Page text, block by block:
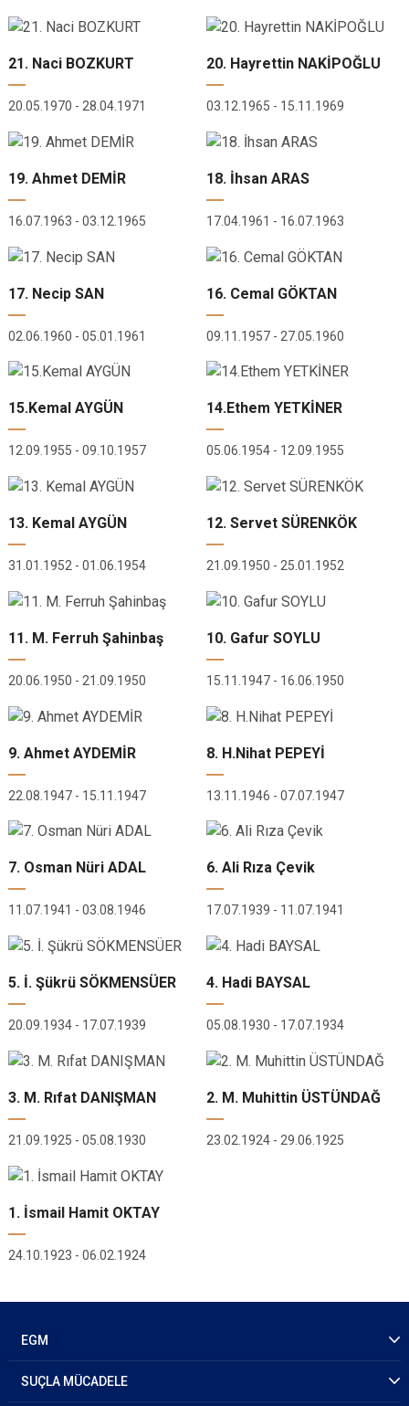
21. Naci BOZKURT
20.05.1970 - 28.04.1971
20. Hayrettin NAKİPOĞLU
03.12.1965 - 15.11.1969
19. Ahmet DEMİR
16.07.1963 - 03.12.1965
18. İhsan ARAS
17.04.1961 - 16.07.1963
17. Necip SAN
02.06.1960 - 05.01.1961
16. Cemal GÖKTAN
09.11.1957 - 27.05.1960
15.Kemal AYGÜN
12.09.1955 - 09.10.1957
14.Ethem YETKİNER
05.06.1954 - 12.09.1955
13. Kemal AYGÜN
31.01.1952 - 01.06.1954
12. Servet SÜRENKÖK
21.09.1950 - 25.01.1952
11. M. Ferruh Şahinbaş
20.06.1950 - 21.09.1950
10. Gafur SOYLU
15.11.1947 - 16.06.1950
9. Ahmet AYDEMİR
22.08.1947 - 15.11.1947
8. H.Nihat PEPEYİ
13.11.1946 - 07.07.1947
7. Osman Nüri ADAL
11.07.1941 - 03.08.1946
6. Ali Rıza Çevik
17.07.1939 - 11.07.1941
5. İ. Şükrü SÖKMENSÜER
20.09.1934 - 17.07.1939
4. Hadi BAYSAL
05.08.1930 - 17.07.1934
3. M. Rıfat DANIŞMAN
21.09.1925 - 05.08.1930
2. M. Muhittin ÜSTÜNDAĞ
23.02.1924 - 29.06.1925
1. İsmail Hamit OKTAY
24.10.1923 - 06.02.1924
EGM
SUÇLA MÜCADELE